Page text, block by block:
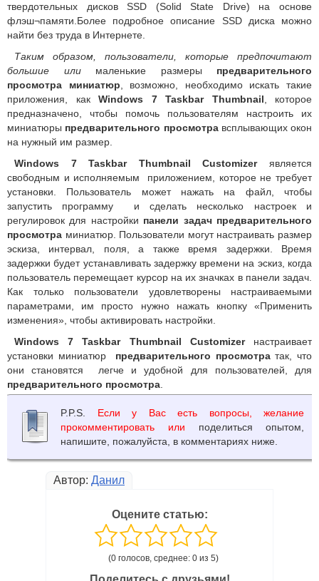
твердотельных дисков SSD (Solid State Drive) на основе
флэш¬памяти.Более подробное описание SSD диска можно
найти без труда в Интернете.
Таким образом, пользователи, которые предпочитают
большие илималенькие размеры предварительного
просмотра миниатюр , возможно, необходимо искать такие
приложения, как Windows 7 Taskbar Thumbnail , которое
предназначено, чтобы помочь пользователям настроить их
миниатюры предварительного просмотравсплывающих окон
на нужный им размер.
Windows 7 Taskbar Thumbnail Customizerявляется
свободным и исполняемым приложением, которое не требует
установки. Пользователь может нажать на файл, чтобы
запустить программу и сделать несколько настроек и
регулировок для настройки панели задач предварительного
просмотра миниатюр. Пользователи могут настраивать размер
эскиза, интервал, поля, а также время задержки. Время
задержки будет устанавливать задержку времени на эскиз, когда
пользователь перемещает курсор на их значках в панели задач.
Как только пользователи удовлетворены настраиваемыми
параметрами, им просто нужно нажать кнопку «Применить
изменения», чтобы активировать настройки.
Windows 7 Taskbar Thumbnail Customizerнастраивает
установки миниатюр предварительного просмотратак, что
они становятся легче и удобной для пользователей, для
предварительного просмотра
P.P.S. Если у Вас есть вопросы, желание
прокомментировать или поделиться опытом,
напишите, пожалуйста, в комментариях ниже.
Автор: Данил
Оцените статью:
(0 голосов, среднее: 0 из 5)